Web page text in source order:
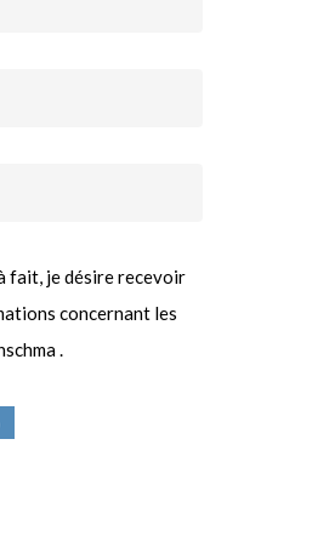
fait, je désire recevoir
concernant les
.